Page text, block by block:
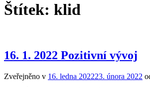
Štítek: klid
16. 1. 2022 Pozitivní vývoj
Zveřejněno v 16. ledna 202223. února 2022